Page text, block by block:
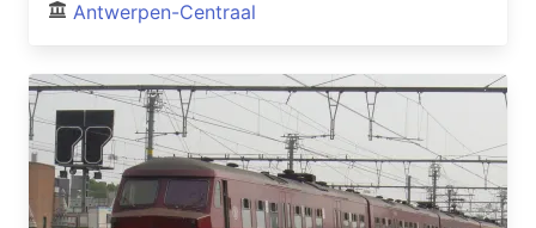
Antwerpen-Centraal